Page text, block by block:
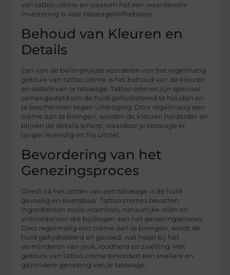
van tattoo crème en waarom het een waardevolle
investering is voor tatoeageliefhebbers.
Behoud van Kleuren en
Details
Een van de belangrijkste voordelen van het regelmatig
gebruik van tattoo crème is het behoud van de kleuren
en details van je tatoeage. Tattoo crèmes zijn speciaal
samengesteld om de huid gehydrateerd te houden en
te beschermen tegen uitdroging. Door regelmatig een
crème aan te brengen, worden de kleuren helderder en
blijven de details scherp, waardoor je tatoeage er
langer levendig en fris uitziet.
Bevordering van het
Genezingsproces
Direct na het zetten van een tatoeage is de huid
gevoelig en kwetsbaar. Tattoo crèmes bevatten
ingrediënten zoals vitamines, natuurlijke oliën en
antioxidanten die bijdragen aan het genezingsproces.
Door regelmatig een crème aan te brengen, wordt de
huid gehydrateerd en gevoed, wat helpt bij het
verminderen van jeuk, roodheid en zwelling. Het
gebruik van tattoo crème bevordert een snellere en
gezondere genezing van je tatoeage.